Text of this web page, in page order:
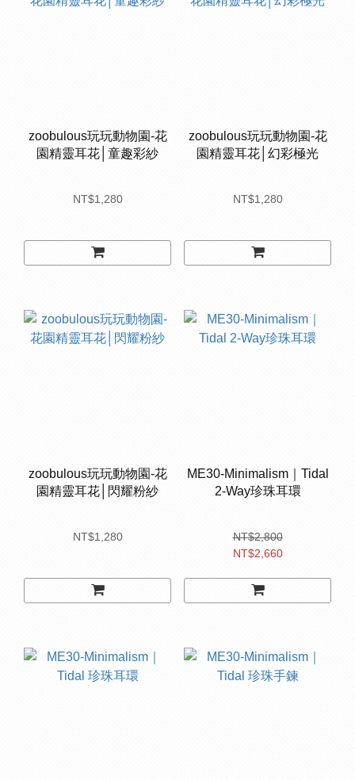
zoobulous玩玩動物園-花
園精靈耳花│童趣彩紗
NT$1,280
zoobulous玩玩動物園-花
園精靈耳花│幻彩極光
NT$1,280
zoobulous玩玩動物園-花
園精靈耳花│閃耀粉紗
NT$1,280
ME30-Minimalism｜Tidal
2-Way珍珠耳環
NT$2,800
NT$2,660